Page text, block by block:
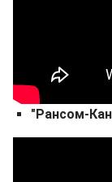
"Рансом-